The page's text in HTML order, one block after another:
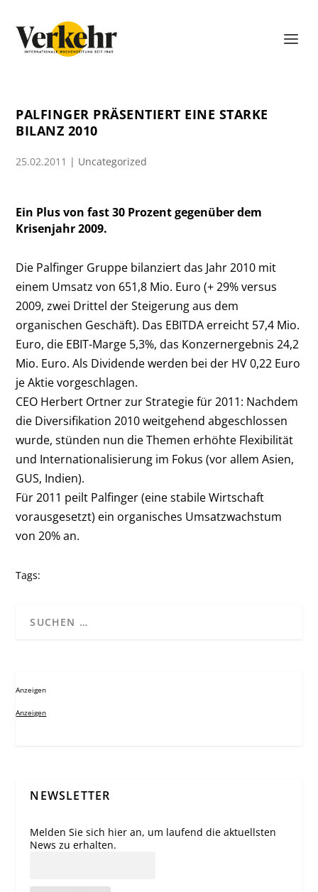
PALFINGER PRÄSENTIERT EINE STARKE
BILANZ 2010
25.02.2011 | Uncategorized
Ein Plus von fast 30 Prozent gegenüber dem
Krisenjahr 2009.
Die Palfinger Gruppe bilanziert das Jahr 2010 mit
einem Umsatz von 651,8 Mio. Euro (+ 29% versus
2009, zwei Drittel der Steigerung aus dem
organischen Geschäft). Das EBITDA erreicht 57,4 Mio.
Euro, die EBIT-Marge 5,3%, das Konzernergebnis 24,2
Mio. Euro. Als Dividende werden bei der HV 0,22 Euro
je Aktie vorgeschlagen.
CEO Herbert Ortner zur Strategie für 2011: Nachdem
die Diversifikation 2010 weitgehend abgeschlossen
wurde, stünden nun die Themen erhöhte Flexibilität
und Internationalisierung im Fokus (vor allem Asien,
GUS, Indien).
Für 2011 peilt Palfinger (eine stabile Wirtschaft
vorausgesetzt) ein organisches Umsatzwachstum
von 20% an.
Tags:
Anzeigen
Anzeigen
NEWSLETTER
Melden Sie sich hier an, um laufend die aktuellsten
News zu erhalten.